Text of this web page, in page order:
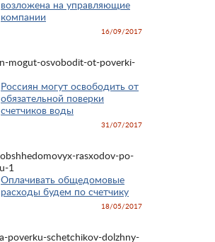
возложена на управляющие
компании
16/09/2017
Россиян могут освободить от
обязательной поверки
счетчиков воды
31/07/2017
Оплачивать общедомовые
расходы будем по счетчику
18/05/2017